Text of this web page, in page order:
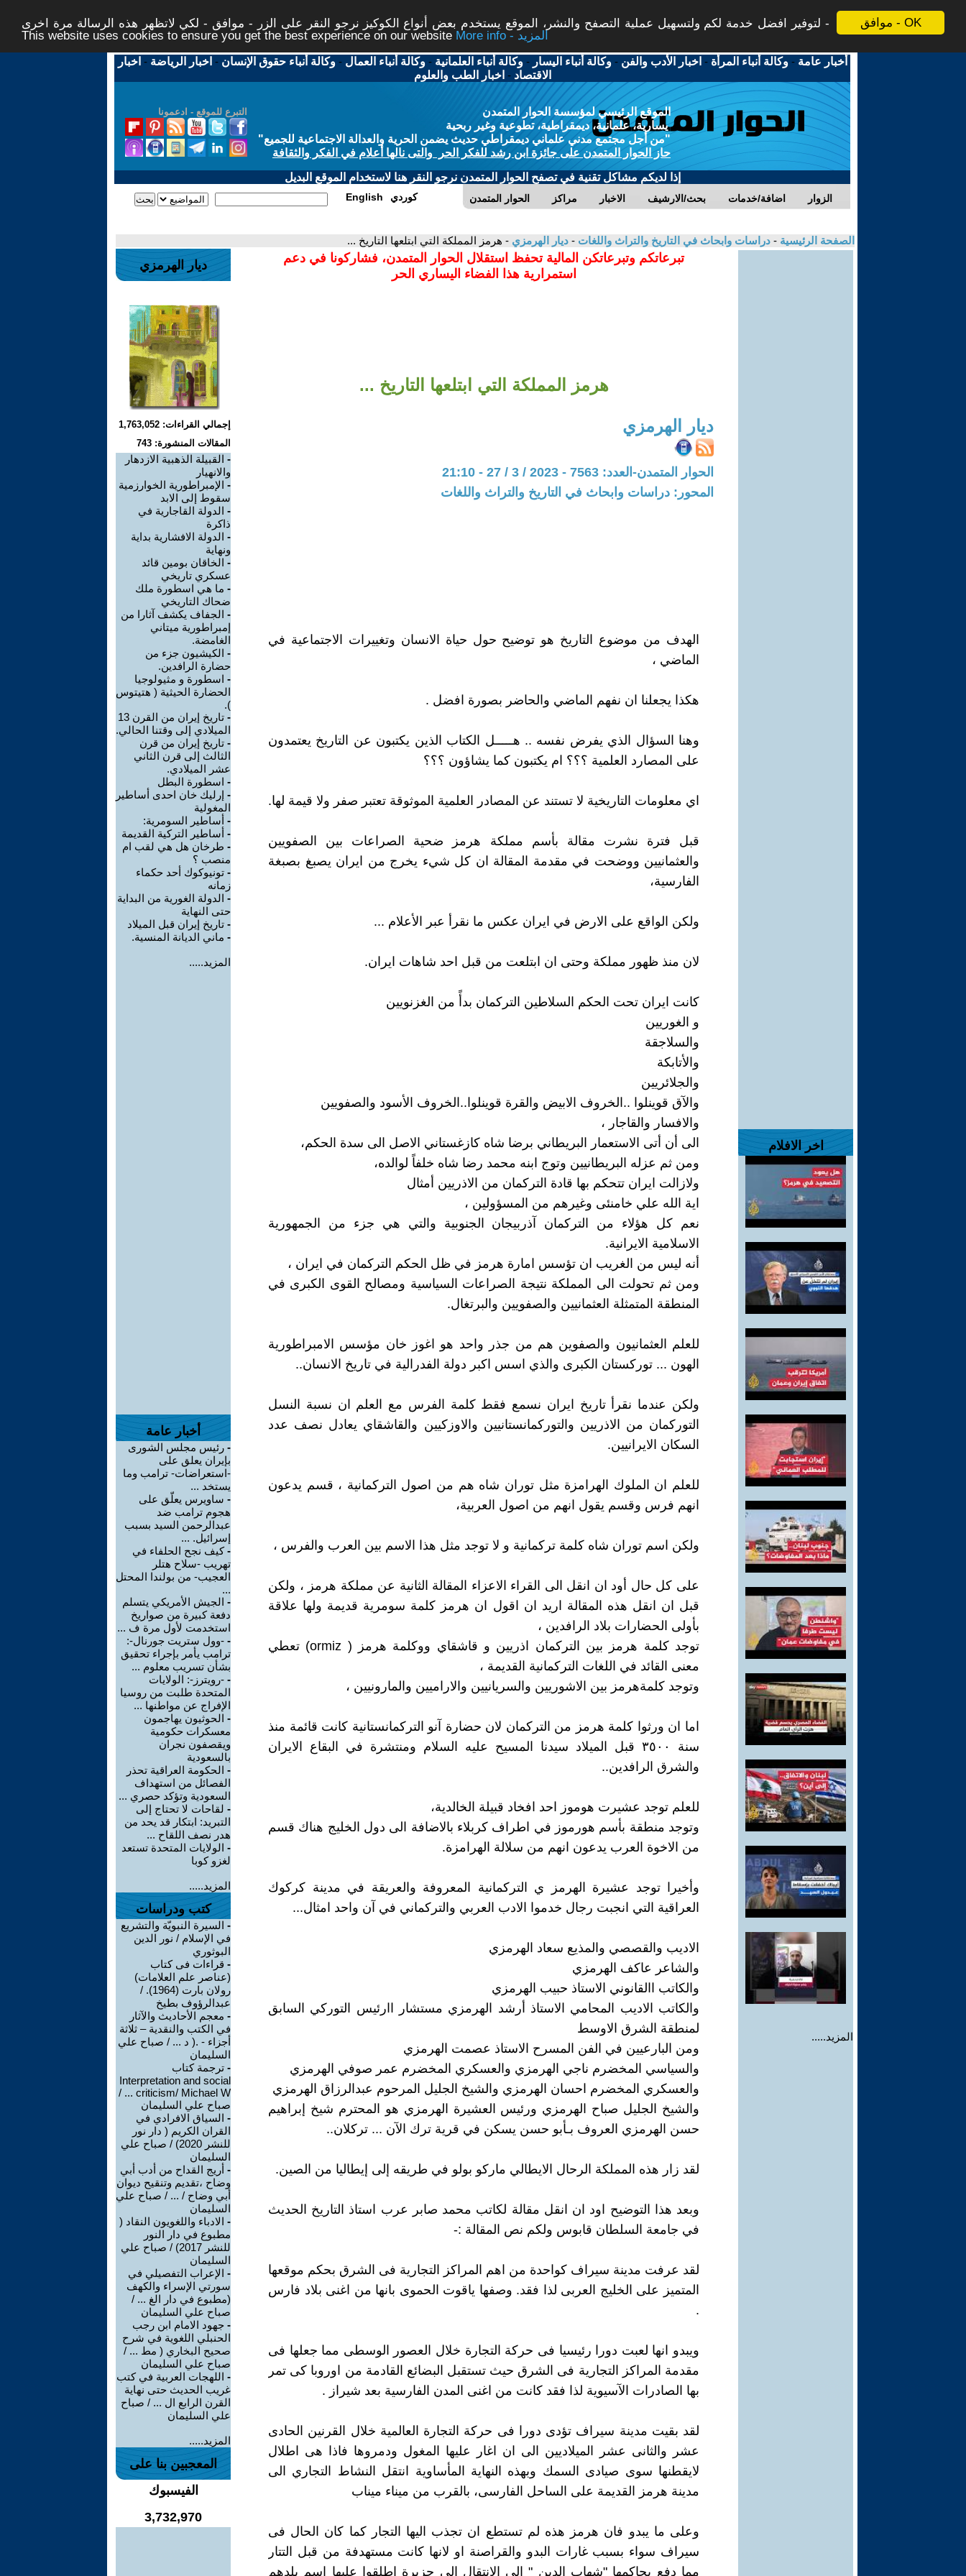
موافق - OK
لتوفير افضل خدمة لكم ولتسهيل عملية التصفح والنشر، الموقع يستخدم بعض أنواع الكوكيز نرجو النقر على الزر - موافق - لكي لاتظهر هذه الرسالة مرة اخرى -
This website uses cookies to ensure you get the best experience on our website
More info - المزيد
أخبار عامة -وكالة أنباء المرأة - اخبار الأدب والفن -وكالة أنباء اليسار -وكالة أنباء العلمانية -وكالة أنباء العمال -وكالة أنباء حقوق الإنسان - اخبار الرياضة - اخبار
الاقتصاد - اخبار الطب والعلوم
التبرع للموقع - ادعمونا
الموقع الرئيسي لمؤسسة الحوار المتمدن
يسارية، علمانية، ديمقراطية، تطوعية وغير ربحية
"من أجل مجتمع مدني علماني ديمقراطي حديث يضمن الحرية والعدالة الاجتماعية للجميع"
حاز الحوار المتمدن على جائزة ابن رشد للفكر الحر والتى نالها أعلام في الفكر والثقافة
إذا لديكم مشاكل تقنية في تصفح الحوار المتمدن نرجو النقر هنا لاستخدام الموقع البديل
الحوار المتمدن مراكز الاخبار بحث/الارشيف اضافة/خدمات الزوار English كوردي
الصفحة الرئيسية - دراسات وابحاث في التاريخ والتراث واللغات - ديار الهرمزي - هرمز المملكة التي ابتلعها التاريخ ...
اخر الافلام
المزيد.....
تبرعاتكم وتبرعاتكن المالية تحفظ استقلال الحوار المتمدن، فشاركونا في دعم
استمرارية هذا الفضاء اليساري الحر
هرمز المملكة التي ابتلعها التاريخ ...
ديار الهرمزي
الحوار المتمدن-العدد: 7563 - 2023 / 3 / 27 - 21:10
المحور: دراسات وابحاث في التاريخ والتراث واللغات
الهدف من موضوع التاريخ هو توضيح حول حياة الانسان وتغييرات الاجتماعية في
الماضي ،
هكذا يجعلنا ان نفهم الماضي والحاضر بصورة افضل .
وهنا السؤال الذي يفرض نفسه .. هـــــل الكتاب الذين يكتبون عن التاريخ يعتمدون
على المصارد العلمية ؟؟؟ ام يكتبون كما يشاؤون ؟؟؟
اي معلومات التاريخية لا تستند عن المصادر العلمية الموثوقة تعتبر صفر ولا قيمة لها.
قبل فترة نشرت مقالة بأسم مملكة هرمز ضحية الصراعات بين الصفويين
والعثمانيين ووضحت في مقدمة المقالة ان كل شيء يخرج من ايران يصبغ بصبغة
الفارسية،
ولكن الواقع على الارض في ايران عكس ما نقرأ عبر الأعلام ...
لان منذ ظهور مملكة وحتى ان ابتلعت من قبل احد شاهات ايران.
كانت ايران تحت الحكم السلاطين التركمان بدأً من الغزنويين
و الغوريين
والسلاجقة
والأتابكة
والجلائريين
والآق قوينلوا ..الخروف الابيض والقرة قوينلوا..الخروف الأسود والصفويين
والافسار والقاجار ،
الى أن أتى الاستعمار البريطاني برضا شاه كازغستاني الاصل الى سدة الحكم،
ومن ثم عزله البريطانيين وتوج ابنه محمد رضا شاه خلفاً لوالده،
ولازالت ايران تتحكم بها قادة التركمان من الاذريين أمثال
اية الله علي خامنئى وغيرهم من المسؤولين ،
نعم كل هؤلاء من التركمان آذربيجان الجنوبية والتي هي جزء من الجمهورية
الاسلامية الايرانية.
أنه ليس من الغريب ان تؤسس امارة هرمز في ظل الحكم التركمان في ايران ،
ومن ثم تحولت الى المملكة نتيجة الصراعات السياسية ومصالح القوى الكبرى في
المنطقة المتمثلة العثمانيين والصفويين والبرتغال.
للعلم العثمانيون والصفوين هم من جذر واحد هو اغوز خان مؤسس الامبراطورية
الهون ... توركستان الكبرى والذي اسس اكبر دولة الفدرالية في تاريخ الانسان..
ولكن عندما نقرأ تاريخ ايران نسمع فقط كلمة الفرس مع العلم ان نسبة النسل
التوركمان من الاذريين والتوركمانستانيين والاوزكيين والقاشقاي يعادل نصف عدد
السكان الايرانيين.
للعلم ان الملوك الهرامزة مثل توران شاه هم من اصول التركمانية ، قسم يدعون
انهم فرس وقسم يقول انهم من اصول العربية،
ولكن اسم توران شاه كلمة تركمانية و لا توجد مثل هذا الاسم بين العرب والفرس ،
على كل حال أود ان انقل الى القراء الاعزاء المقالة الثانية عن مملكة هرمز ، ولكن
قبل ان انقل هذه المقالة اريد ان اقول ان هرمز كلمة سومرية قديمة ولها علاقة
بأولى الحضارات بلاد الرافدين ،
توجد كلمة هرمز بين التركمان اذريين و قاشقاي ووكلمة هرمز ( ormiz) تعطي
معنى القائد في اللغات التركمانية القديمة ،
وتوجد كلمةهرمز بين الاشوريين والسريانيين والاراميين والمارونيين ،
اما ان ورثوا كلمة هرمز من التركمان لان حضارة آنو التركمانستانية كانت قائمة منذ
سنة ٣٥٠٠ قبل الميلاد سيدنا المسيح عليه السلام ومنتشرة في البقاع الايران
والشرق الرافدين..
للعلم توجد عشيرت هوموز احد افخاد قبيلة الخالدية،
وتوجد منطقة بأسم هورموز في اطراف كربلاء بالاضافة الى دول الخليج هناك قسم
من الاخوة العرب يدعون انهم من سلالة الهرامزة.
وأخيرا توجد عشيرة الهرمز ي التركمانية المعروفة والعريقة في مدينة كركوك
العراقية التي انجبت رجال خدموا الادب العربي والتركماني في آن واحد امثال...
الاديب والقصصي والمذيع سعاد الهرمزي
والشاعر عاكف الهرمزي
والكاتب االقانوني الاستاذ حبيب الهرمزي
والكاتب الاديب المحامي الاستاذ أرشد الهرمزي مستشار اارئيس التوركي السابق
لمنطقة الشرق الاوسط
ومن البارعيين في الفن المسرح الاستاذ عصمت الهرمزي
والسياسي المخضرم ناجي الهرمزي والعسكري المخضرم عمر صوفي الهرمزي
والعسكري المخضرم احسان الهرمزي والشيخ الجليل المرحوم عبدالرزاق الهرمزي
والشيخ الجليل صباح الهرمزي ورئيس العشيرة الهرمزي هو المحترم شيخ إبراهيم
حسن الهرمزي العروف بـأبو حسن يسكن في قرية ترك الآن ... تركلان..
لقد زار هذه المملكة الرحال الايطالي ماركو بولو في طريقه إلى إيطاليا من الصين.
وبعد هذا التوضيح اود ان انقل مقالة لكاتب محمد صابر عرب استاذ التاريخ الحديث
في جامعة السلطان قابوس ولكم نص المقالة :-
لقد عرفت مدينة سيراف كواحدة من اهم المراكز التجارية فى الشرق بحكم موقعها
المتميز على الخليج العربى لذا فقد. وصفها ياقوت الحموى بانها من اغنى بلاد فارس
.
ويبدو انها لعبت دورا رئيسيا فى حركة التجارة خلال العصور الوسطى مما جعلها فى
مقدمة المراكز التجارية فى الشرق حيث تستقبل البضائع القادمة من اوروبا كى تمر
بها الصادرات الآسيوية لذا فقد كانت من اغنى المدن الفارسية بعد شيراز .
لقد بقيت مدينة سيراف تؤدى دورا فى حركة التجارة العالمية خلال القرنين الحادى
عشر والثانى عشر الميلاديين الى ان اغار عليها المغول ودمروها فاذا هى اطلال
لايقطنها سوى صيادى السمك وبهذه النهاية المأساوية انتقل النشاط التجاري الى
مدينة هرمز القديمة على الساحل الفارسى، بالقرب من ميناء ميناب
وعلى ما يبدو فان هرمز هذه لم تستطع ان تجذب اليها التجار كما كان الحال فى
سيراف سواء بسبب غارات البدو والقراصنة او لانها كانت مستهدفة من قبل التتار
مما دفع بحاكمها "شهاب الدين " الى الانتقال الى جزيرة اطلقوا عليها اسم بلدهم
ديار الهرمزي
إجمالي القراءات: 1,763,052
المقالات المنشورة: 743
- القبيلة الذهبية الازدهار
والانهيار
- الإمبراطورية الخوارزمية
سقوط إلى الابد
- الدولة القاجارية في
ذاكرة
- الدولة الافشارية بداية
ونهاية
- الخاقان بومين قائد
عسكري تاريخي
- ما هي اسطورة ملك
ضحاك التاريخي
- الجفاف يكشف آثارا من
إمبراطورية ميتاني
الغامضة.
- الكيشيون جزء من
حضارة الرافدين.
- اسطورة و مثيولوجيا
الحضارة الحيثية ( هتيتوس
).
-
تاريخ إيران من القرن 13
الميلادي إلى وقتنا الحالي.
- تاريخ إيران من قرن
الثالث إلى قرن الثاني
عشر الميلادي.
- اسطورة البطل
- إرليك خان احدى أساطير
المغولية
- أساطير السومرية:
- أساطير التركية القديمة
- طرخان هل هي لقب ام
منصب ؟
- تونيوكوك أحد حكماء
زمانه
- الدولة الغورية من البداية
حتى النهاية
- تاريخ إيران قبل الميلاد
- ماني الديانة المنسية.
المزيد.....
أخبار عامة
- رئيس مجلس الشورى
بإيران يعلق على
-استعراضات- ترامب وما
يستخد ...
- ساويرس يعلّق على
هجوم ترامب ضد
عبدالرحمن السيد بسبب
إسرائيل. ...
-كيف نجح الحلفاء في
تهريب -سلاح هتلر
العجيب- من بولندا المحتل
...
- الجيش الأمريكي يتسلم
دفعة كبيرة من صواريخ
استخدمت لأول مرة ف ...
- -وول ستريت جورنال-:
ترامب يأمر بإجراء تحقيق
بشأن تسريب معلوم ...
- -رويترز-: الولايات
المتحدة طلبت من روسيا
الإفراج عن مواطنها ...
- الحوثيون يهاجمون
معسكرات حكومية
ويقصفون نجران
بالسعودية
- الحكومة العراقية تحذر
الفصائل من استهداف
السعودية وتؤكد حصري ...
- لقاحات لا تحتاج إلى
التبريد: ابتكار قد يحد من
هدر نصف اللقاح ...
- الولايات المتحدة تستعد
لغزو كوبا
المزيد.....
كتب ودراسات
- السيرة النبويّة والتشريع
في الإسلام / نور الدين
البوثوري
- قراءات فى كتاب
(عناصر علم العلامات)
رولان بارت (1964). /
عبدالرؤوف بطيخ
- معجم الأحاديث والآثار
في الكتب والنقدية – ثلاثة
أجزاء - .( د ... / صباح علي
السليمان
- ترجمة كتاب
Interpretation and social
criticism/ Michael W ... /
صباح علي السليمان
- السياق الافرادي في
القران الكريم ( دار نور
للنشر 2020) / صباح علي
السليمان
- أريج القداح من أدب أبي
وضاح ،تقديم وتنقيح ديوان
أبي وضاح / ... / صباح علي
السليمان
- الادباء واللغويون النقاد (
مطبوع في دار النور
للنشر 2017) / صباح علي
السليمان
- الإعراب التفصيلي في
سورتي الإسراء والكهف
(مطبوع في دار الغ ... /
صباح علي السليمان
- جهود الامام ابن رجب
الحنبلي اللغوية في شرح
صحيح البخاري ( مط ... /
صباح علي السليمان
- اللهجات العربية في كتب
غريب الحديث حتى نهاية
القرن الرابع ال ... / صباح
علي السليمان
المزيد.....
المعجبين بنا على
الفيسبوك
3,732,970